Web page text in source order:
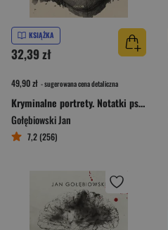
KSIĄŻKA
32,39 zł
49,90 zł - sugerowana cena detaliczna
Kryminalne portrety. Notatki psychologa policyjnego
Gołębiowski Jan
7,2 (256)